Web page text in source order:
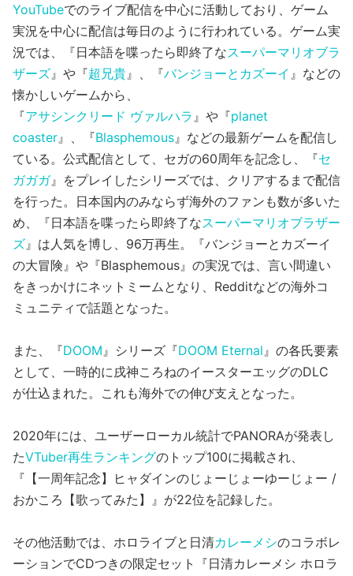
YouTubeでのライブ配信を中心に活動しており、ゲーム
実況を中心に配信は毎日のように行われている。ゲーム実
況では、『日本語を喋ったら即終了なスーパーマリオブラ
ザーズ 』や『超兄貴 』、『バンジョーとカズーイ 』などの
懐かしいゲームから、
『アサシンクリード ヴァルハラ 』や『planet
coaster 』、『Blasphemous 』などの最新ゲームを配信し
ている。公式配信として、セガの60周年を記念し、『セ
ガガガ』をプレイしたシリーズでは、クリアするまで配信
を行った。日本国内のみならず海外のファンも数が多いた
め、『日本語を喋ったら即終了なスーパーマリオブラザー
ズ 』は人気を博し、96万再生。『バンジョーとカズーイ
の大冒険』や『Blasphemous』の実況では、言い間違い
をきっかけにネットミームとなり、Redditなどの海外コ
ミュニティで話題となった。
また、『DOOM 』シリーズ『DOOM Eternal 』の各氏要素
として、一時的に戌神ころねのイースターエッグのDLC
が仕込まれた。これも海外での伸び支えとなった。
2020年には、ユーザーローカル統計でPANORAが発表し
たVTuber再生ランキングのトップ100に掲載され、
『【一周年記念】ヒャダインのじょーじょーゆーじょー /
おかころ【歌ってみた】』が22位を記録した。
その他活動では、ホロライブと日清カレーメシのコラボレ
ーションでCDつきの限定セット『日清カレーメシ ホロラ